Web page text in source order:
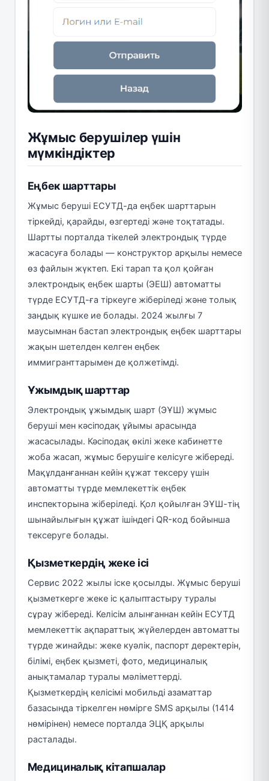
Жұмыс берушілер үшін
мүмкіндіктер
Еңбек шарттары
Жұмыс беруші ЕСУТД-да еңбек шарттарын
тіркейді, қарайды, өзгертеді және тоқтатады.
Шартты порталда тікелей электрондық түрде
жасасуға болады — конструктор арқылы немесе
өз файлын жүктеп. Екі тарап та қол қойған
электрондық еңбек шарты (ЭЕШ) автоматты
түрде ЕСУТД-ға тіркеуге жіберіледі және толық
заңдық күшке ие болады. 2024 жылғы 7
маусымнан бастап электрондық еңбек шарттары
жақын шетелден келген еңбек
иммигранттарымен де қолжетімді.
Ұжымдық шарттар
Электрондық ұжымдық шарт (ЭҰШ) жұмыс
беруші мен кәсіподақ ұйымы арасында
жасасылады. Кәсіподақ өкілі жеке кабинетте
жоба жасап, жұмыс берушіге келісуге жібереді.
Мақұлданғаннан кейін құжат тексеру үшін
автоматты түрде мемлекеттік еңбек
инспекторына жіберіледі. Қол қойылған ЭҰШ-тің
шынайылығын құжат ішіндегі QR-код бойынша
тексеруге болады.
Қызметкердің жеке ісі
Сервис 2022 жылы іске қосылды. Жұмыс беруші
қызметкерге жеке іс қалыптастыру туралы
сұрау жібереді. Келісім алынғаннан кейін ЕСУТД
мемлекеттік ақпараттық жүйелерден автоматты
түрде жинайды: жеке куәлік, паспорт деректерін,
білімі, еңбек қызметі, фото, медициналық
анықтамалар туралы мәліметтерді.
Қызметкердің келісімі мобильді азаматтар
базасында тіркелген нөмірге SMS арқылы (1414
нөмірінен) немесе порталда ЭЦҚ арқылы
расталады.
Медициналық кітапшалар